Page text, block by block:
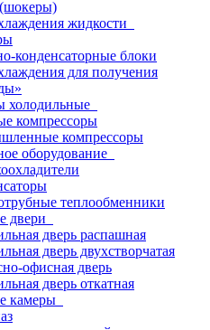
жидкости
конденсаторные блоки
для получения
холодильные
компрессоры
компрессоры
оборудование
теплообменники
двери
дверь распашная
дверь двухстворчатая
офисная дверь
дверь откатная
камеры